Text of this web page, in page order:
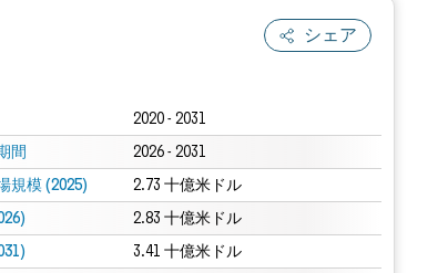
シェア
2020 - 2031
間 2026 - 2031
規模 (2025) 2.73 十億米ドル
2.83 十億米ドル
3.41 十億米ドル